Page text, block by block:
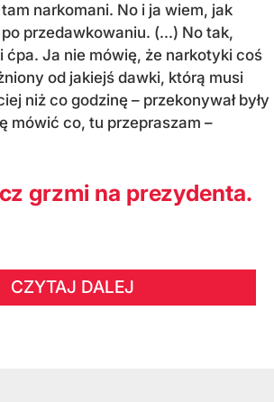
narkomani. No i ja wiem, jak
przedawkowaniu. (...) No tak,
ćpa. Ja nie mówię, że narkotyki coś
od jakiejś dawki, którą musi
niż co godzinę – przekonywał były
mówić co, tu przepraszam –
grzmi na prezydenta.
CZYTAJ DALEJ